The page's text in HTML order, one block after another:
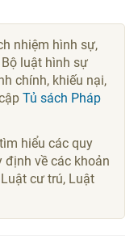
nhiệm hình sự,
luật hình sự
chính, khiếu nại,
Tủ sách Pháp
hiểu các quy
định về các khoản
cư trú, Luật